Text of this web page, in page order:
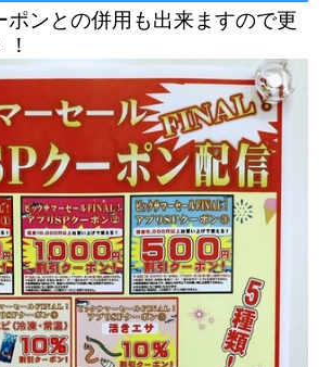
ポンとの併用も出来ますので更